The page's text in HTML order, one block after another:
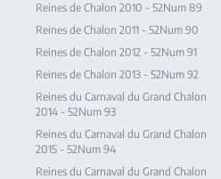
Reines de Chalon 2010 - 52Num 89
Reines de Chalon 2011 - 52Num 90
Reines de Chalon 2012 - 52Num 91
Reines de Chalon 2013 - 52Num 92
Reines du Carnaval du Grand Chalon
2014 - 52Num 93
Reines du Carnaval du Grand Chalon
2015 - 52Num 94
Reines du Carnaval du Grand Chalon